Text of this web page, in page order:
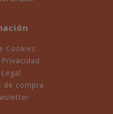
Cookies
de compra